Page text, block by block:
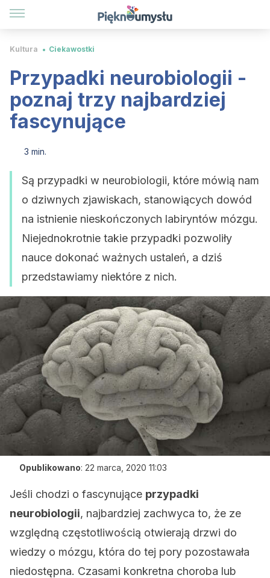
Kultura Ciekawostki
Przypadki neurobiologii -
poznaj trzy najbardziej
fascynujące
3 min.
Są przypadki w neurobiologii, które mówią nam
o dziwnych zjawiskach, stanowiących dowód
na istnienie nieskończonych labiryntów mózgu.
Niejednokrotnie takie przypadki pozwoliły
nauce dokonać ważnych ustaleń, a dziś
przedstawiamy niektóre z nich.
Opublikowano: 22 marca, 2020 11:03
Jeśli chodzi o fascynujące przypadki
neurobiologii, najbardziej zachwyca to, że ze
względną częstotliwością otwierają drzwi do
wiedzy o mózgu, która do tej pory pozostawała
niedostępna. Czasami konkretna choroba lub